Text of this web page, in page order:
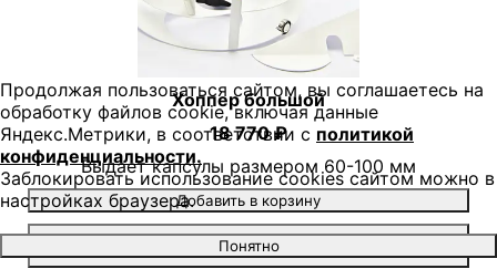
Хоппер большой
18 770 ₽
Выдает капсулы размером 60-100 мм
Добавить в корзину
Подробнее
Продолжая пользоваться сайтом, вы соглашаетесь на
обработку файлов cookie, включая данные
Яндекс.Метрики, в соответствии с политикой
конфиденциальности.
Заблокировать использование cookies сайтом можно в
настройках браузера.
Понятно